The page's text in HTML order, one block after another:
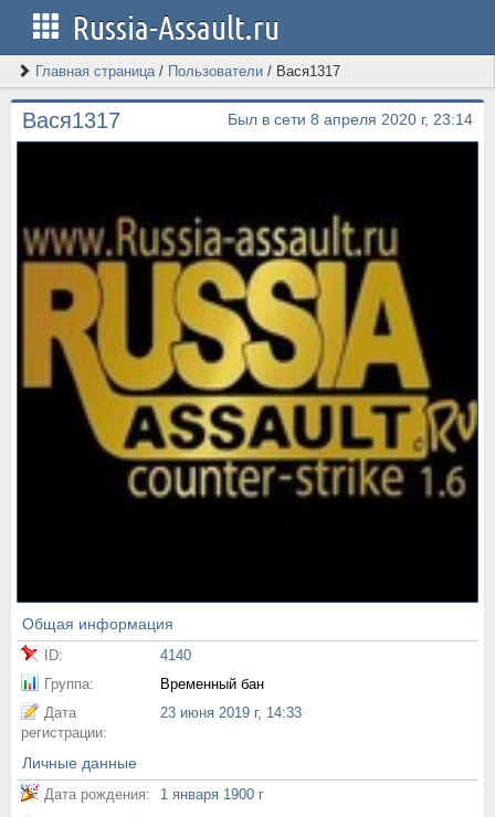
Russia-Assault.ru
Главная страница/ Пользователи / Вася1317
Вася1317 Был в сети 8 апреля 2020 г, 23:14
Общая информация
ID:
4140
Группа:
Временный бан
Дата
регистрации:
23 июня 2019 г, 14:33
Личные данные
Дата рождения: 1 января 1900 г